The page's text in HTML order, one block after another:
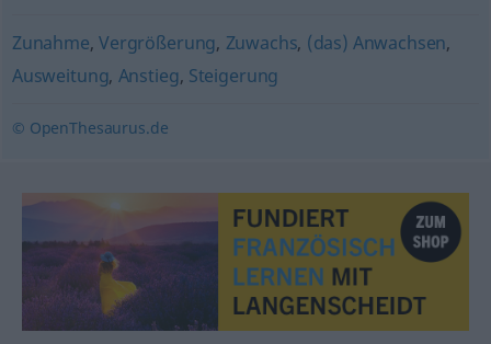
Zunahme,Vergrößerung, Zuwachs, (das) Anwachsen,
Ausweitung, Anstieg, Steigerung
© OpenThesaurus.de